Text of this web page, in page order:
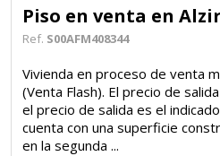
Piso en venta en
Ref. S00AFM408344
Vivienda en proceso de venta
(Venta Flash). El precio de
el precio de salida es el
cuenta con una superficie
en la segunda ...